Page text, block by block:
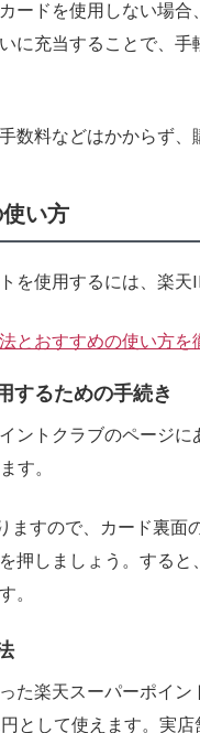
ードを使用しない場
に充当することで、
数料などはかからず、
い方
を使用するには、楽天
とおすすめの使い方を
するための手続き
ントクラブのページ
す。
ますので、カード裏
押しましょう。する
。
た楽天スーパーポイ
として使えます。実